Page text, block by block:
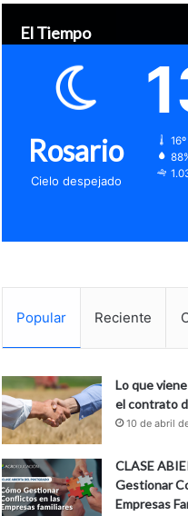
El Tiempo
Rosario
Cielo despejado
Popular Reciente
Lo que
el contrato
10 de abril
CLASE
Gestionar
Empresas